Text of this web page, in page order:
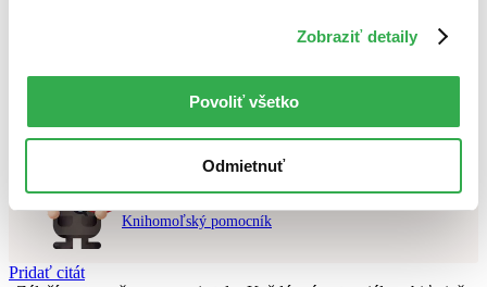
Zobraziť detaily
Povoliť všetko
Odmietnuť
Nebol nájdenýžiadny titulvyhovujúci zadaným podmienkam.
Skúste prosím zmeniť vyhľadávaný výraz.
Chcete poradiť knihu?
Knihomoľský pomocník
Pridať citát